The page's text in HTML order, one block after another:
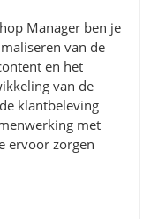
Manager ben je
van de
en het
van de
klantbeleving
met
ervoor zorgen